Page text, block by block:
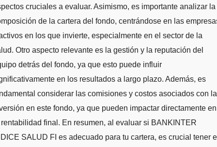
cruciales a evaluar. Asimismo, es importante analizar la
de la cartera del fondo, centrándose en las
en los que invierte, especialmente en el sector de la
Otro aspecto relevante es la gestión y la reputación del
detrás del fondo, ya que esto puede influir
en los resultados a largo plazo. Además, es
considerar las comisiones y costos asociados con la
en este fondo, ya que pueden impactar directamente en
final. En resumen, al evaluar si BANKINTER
SALUD FI es adecuado para tu cartera, es crucial tener